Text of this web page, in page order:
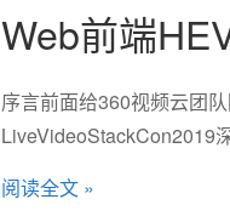
Web前端
序言前面给360视频云团
LiveVideoStackCon2019
阅读全文 »